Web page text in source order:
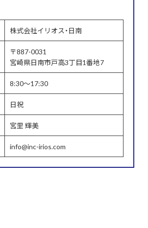
株式会社イリオス・日南
〒887-0031
宮崎県日南市戸高3丁目1番地7
8:30～17:30
日祝
宮里 輝美
info@inc-irios.com